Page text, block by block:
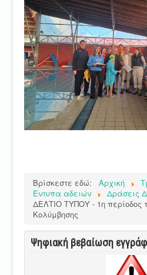
Βρίσκεστε εδώ: Αρχική
Έντυπα αδειών
Δράσεις
ΔΕΛΤΙΟ ΤΥΠΟΥ - 1η περίοδος
Κολύμβησης
Ψηφιακή βεβαίωση